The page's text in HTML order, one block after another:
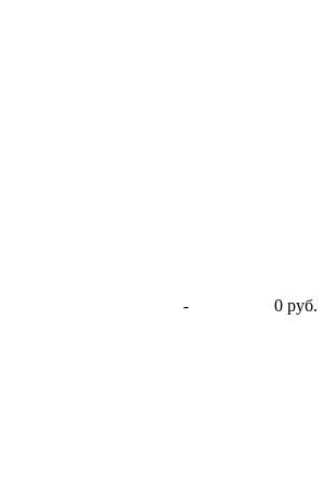
- 0 руб.